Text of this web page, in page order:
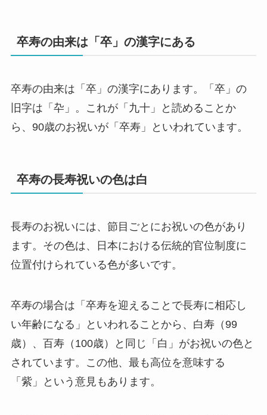
卒寿の由来は「卒」の漢字にある
卒寿の由来は「卒」の漢字にあります。「卒」の
旧字は「卆」。これが「九十」と読めることか
ら、90歳のお祝いが「卒寿」といわれています。
卒寿の長寿祝いの色は白
長寿のお祝いには、節目ごとにお祝いの色があり
ます。その色は、日本における伝統的官位制度に
位置付けられている色が多いです。
卒寿の場合は「卒寿を迎えることで長寿に相応し
い年齢になる」といわれることから、白寿（99
歳）、百寿（100歳）と同じ「白」がお祝いの色と
されています。この他、最も高位を意味する
「紫」という意見もあります。